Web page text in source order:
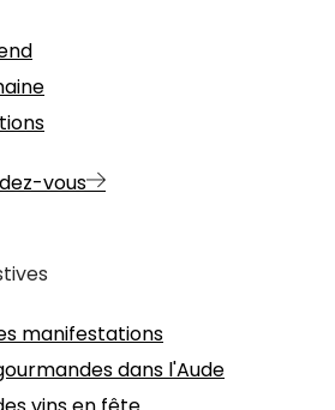
vous
manifestations
dans l'Aude